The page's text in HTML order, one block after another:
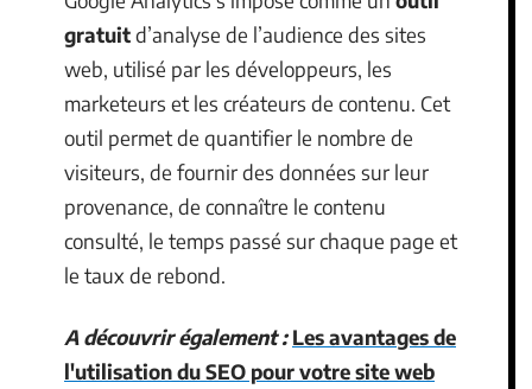
gratuitd’analyse de l’audience des sites
web, utilisé par les développeurs, les
marketeurs et les créateurs de contenu. Cet
outil permet de quantifier le nombre de
visiteurs, de fournir des données sur leur
provenance, de connaître le contenu
consulté, le temps passé sur chaque page et
le taux de rebond.
A découvrir également : Les avantages de
l'utilisation du SEO pour votre site web